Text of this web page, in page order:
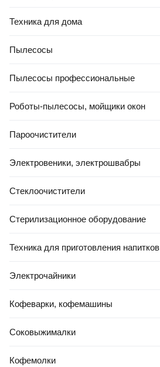
Техника для дома
Пылесосы
Пылесосы профессиональные
Роботы-пылесосы, мойщики окон
Пароочистители
Электровеники, электрошвабры
Стеклоочистители
Стерилизационное оборудование
Техника для приготовления напитков
Электрочайники
Кофеварки, кофемашины
Соковыжималки
Кофемолки